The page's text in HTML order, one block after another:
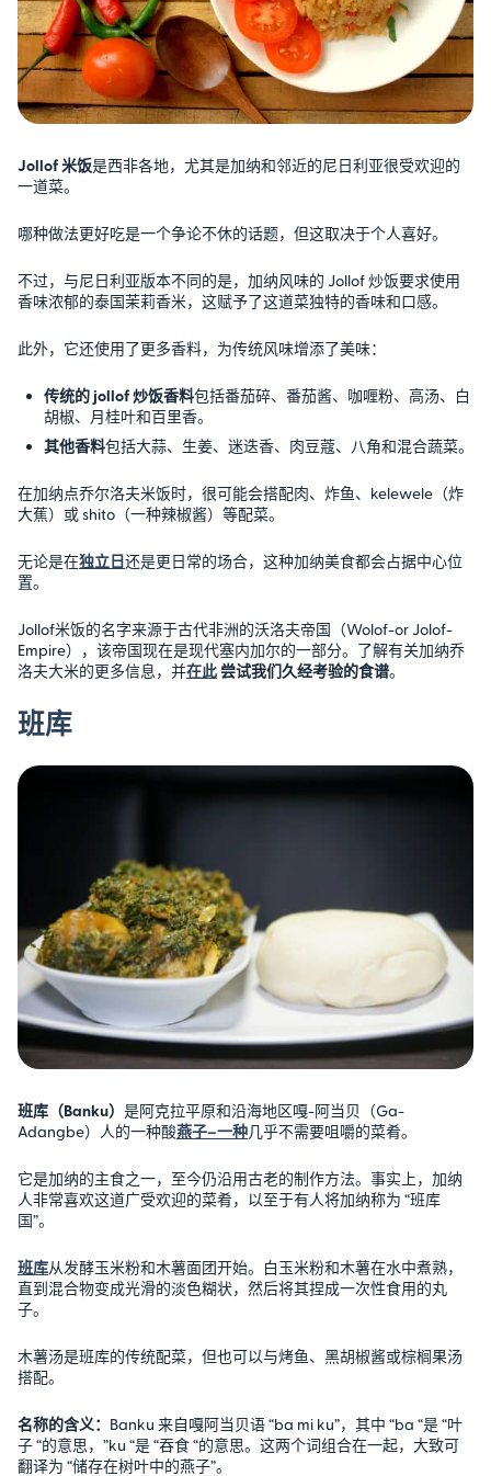
Jollof 米饭是西非各地，尤其是加纳和邻近的尼日利亚很受欢迎的
一道菜。
哪种做法更好吃是一个争论不休的话题，但这取决于个人喜好。
不过，与尼日利亚版本不同的是，加纳风味的 Jollof 炒饭要求使用
香味浓郁的泰国茉莉香米，这赋予了这道菜独特的香味和口感。
此外，它还使用了更多香料，为传统风味增添了美味：
传统的 jollof 炒饭香料包括番茄碎、番茄酱、咖喱粉、高汤、白
胡椒、月桂叶和百里香。
其他香料包括大蒜、生姜、迷迭香、肉豆蔻、八角和混合蔬菜。
在加纳点乔尔洛夫米饭时，很可能会搭配肉、炸鱼、kelewele（炸
大蕉）或 shito（一种辣椒酱）等配菜。
无论是在独立日还是更日常的场合，这种加纳美食都会占据中心位
置。
Jollof米饭的名字来源于古代非洲的沃洛夫帝国（Wolof-or Jolof-
Empire），该帝国现在是现代塞内加尔的一部分。了解有关加纳乔
洛夫大米的更多信息，并在此尝试我们久经考验的食谱。
班库
班库（Banku） 是阿克拉平原和沿海地区嘎-阿当贝（Ga-
Adangbe）人的一种酸燕子–一种几乎不需要咀嚼的菜肴。
它是加纳的主食之一，至今仍沿用古老的制作方法。事实上，加纳
人非常喜欢这道广受欢迎的菜肴，以至于有人将加纳称为 “班库
国”。
班库从发酵玉米粉和木薯面团开始。白玉米粉和木薯在水中煮熟，
直到混合物变成光滑的淡色糊状，然后将其捏成一次性食用的丸
子。
木薯汤是班库的传统配菜，但也可以与烤鱼、黑胡椒酱或棕榈果汤
搭配。
名称的含义： Banku 来自嘎阿当贝语 “ba mi ku”，其中 “ba “是 “叶
子 “的意思，”ku “是 “吞食 “的意思。这两个词组合在一起，大致可
翻译为 “储存在树叶中的燕子”。